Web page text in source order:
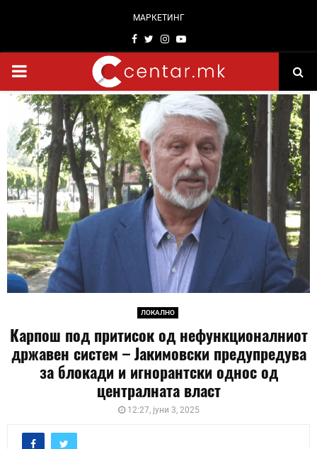
МАРКЕТИНГ
Facebook
TwitterInstagram
Youtube
PRIMARY
MENU
ЛОКАЛНО
Карпош под притисок од нефункционалниот
државен систем – Јакимовски предупредува
за блокади и игнорантски однос од
централната власт
12:27, јуни 3, 2025